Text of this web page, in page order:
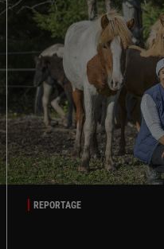
REPORTAGE